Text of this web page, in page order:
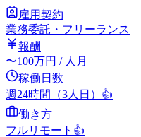
雇用契約
業務委託・フリーランス
報酬
〜100万円 / 人月
稼働日数
週24時間（3人日） 👍
働き方
フルリモート 👍